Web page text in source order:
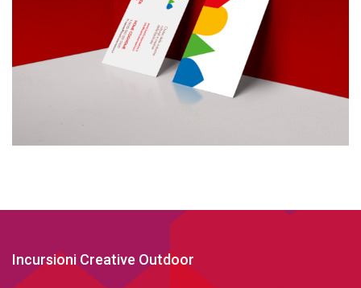
Incursioni Creative Outdoor